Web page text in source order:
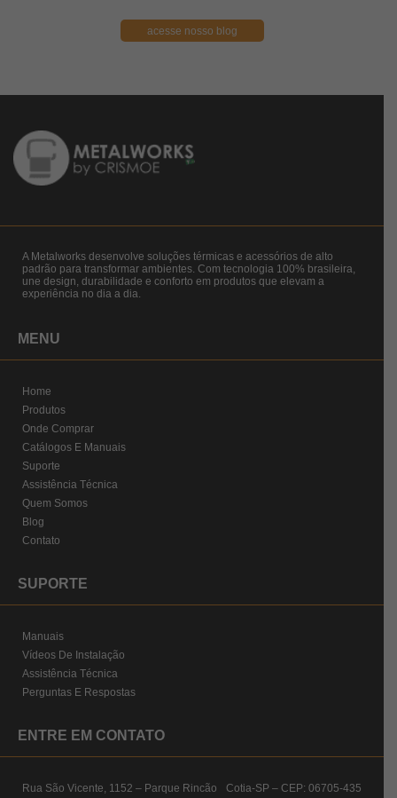
acesse nosso blog
A Metalworks desenvolve soluções térmicas e acessórios de alto
padrão para transformar ambientes. Com tecnologia 100% brasileira,
une design, durabilidade e conforto em produtos que elevam a
experiência no dia a dia.
MENU
Home
Produtos
Onde Comprar
Catálogos E Manuais
Suporte
Assistência Técnica
Quem Somos
Blog
Contato
SUPORTE
Manuais
Vídeos De Instalação
Assistência Técnica
Perguntas E Respostas
ENTRE EM CONTATO
Rua São Vicente, 1152 – Parque Rincão Cotia-SP – CEP: 06705-435